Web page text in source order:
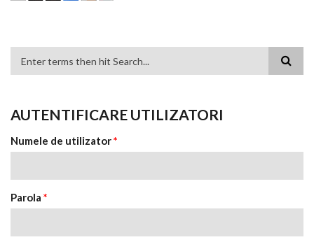
FORMULAR DE CĂUTARE
AUTENTIFICARE UTILIZATORI
Numele de utilizator*
Parola *